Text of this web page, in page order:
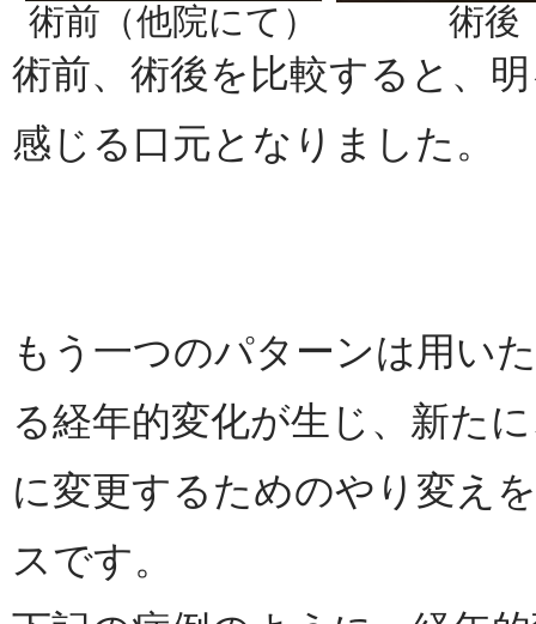
術前（他院にて） 術後
術前、術後を比較すると、
感じる口元となりました。
もう一つのパターンは用い
る経年的変化が生じ、新た
に変更するためのやり変え
スです。